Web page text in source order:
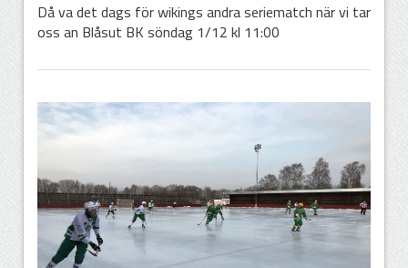
Då va det dags för wikings andra seriematch när vi tar
oss an Blåsut BK söndag 1/12 kl 11:00